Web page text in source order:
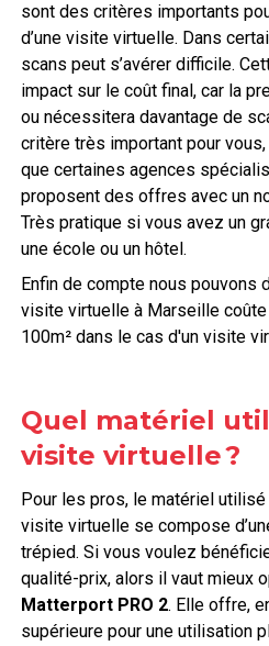
sont des critères importants
d’une visite virtuelle. Dans
scans peut s’avérer difficile.
impact sur le coût final, car la
ou nécessitera davantage de
critère très important pour
que certaines agences
proposent des offres avec un
Très pratique si vous avez un
une école ou un hôtel.
Enfin de compte nous pouvons
visite virtuelle à Marseille
100m² dans le cas d'un visite
Quel matériel
visite virtuelle ?
Pour les pros, le matériel utilisé
visite virtuelle se compose
trépied. Si vous voulez
qualité-prix, alors il vaut mieux
Matterport PRO 2. Elle offre,
supérieure pour une utilisation